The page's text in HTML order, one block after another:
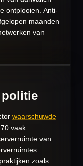
ontplooien. Anti-
maanden
van
politie
waarschuwde
vaak
van
zoals